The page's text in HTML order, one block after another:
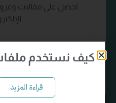
احصل على مقالات
إشترك
كيف نستخدم
قراءة المزيد